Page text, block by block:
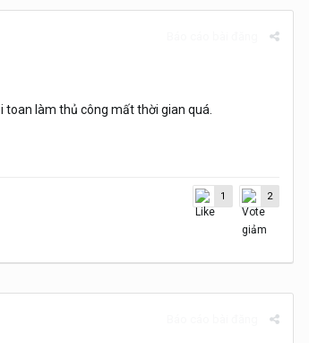
toan làm thủ công mất thời gian quá.
1 2